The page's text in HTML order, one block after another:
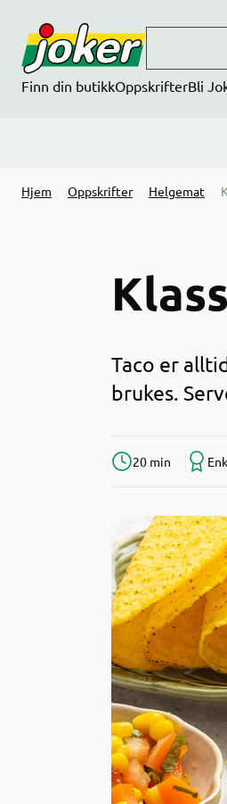
Finn din butikkOppskrifterBli
Hjem Oppskrifter Helgemat
Taco er
brukes.
20 min